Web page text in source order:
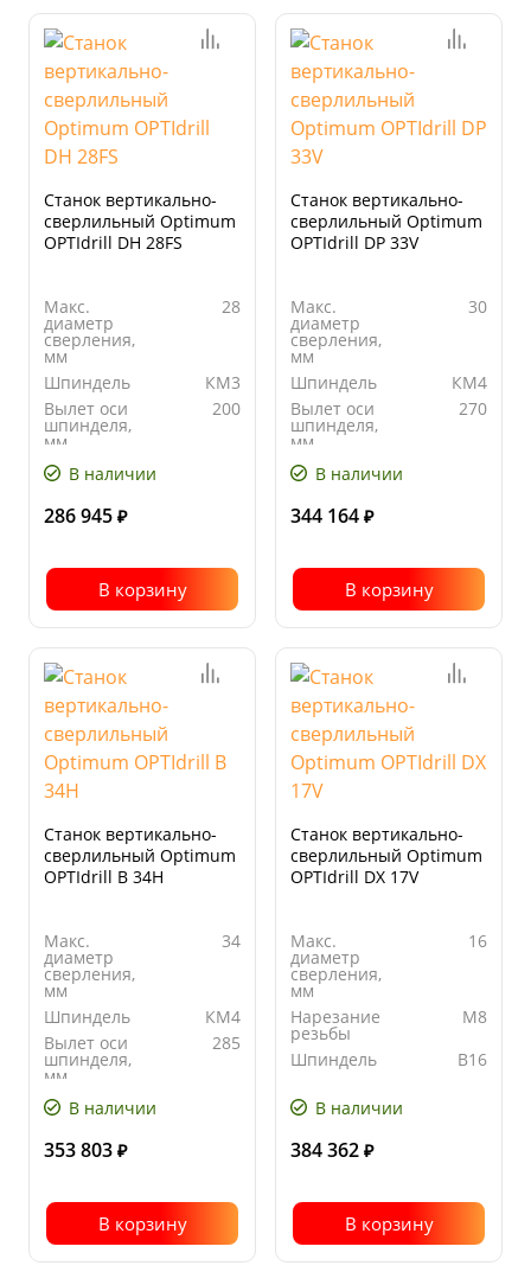
Станок вертикально-
сверлильный Optimum
OPTIdrill DH 28FS
Макс.
диаметр
сверления,
мм
28
Шпиндель
КМ3
Вылет оси
шпинделя,
мм
200
Автоподача
В наличии
286 945 ₽
В корзину
Станок вертикально-
сверлильный Optimum
OPTIdrill DP 33V
Макс.
диаметр
сверления,
мм
30
Шпиндель
КМ4
Вылет оси
шпинделя,
мм
270
Количество
скоростей
В наличии
344 164 ₽
В корзину
Станок вертикально-
сверлильный Optimum
OPTIdrill B 34H
Макс.
диаметр
сверления,
мм
34
Шпиндель
КМ4
Вылет оси
шпинделя,
мм
285
Количество
скоростей
В наличии
353 803 ₽
В корзину
Станок вертикально-
сверлильный Optimum
OPTIdrill DX 17V
Макс.
диаметр
сверления,
мм
16
Нарезание
резьбы
M8
Шпиндель
B16
шпинделя,
мм В наличии
384 362 ₽
В корзину